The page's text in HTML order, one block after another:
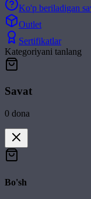
Ko'p beriladigan
Outlet
Sertifikatlar
Kategoriyani tanlang
Savat
0 dona
Bo'sh